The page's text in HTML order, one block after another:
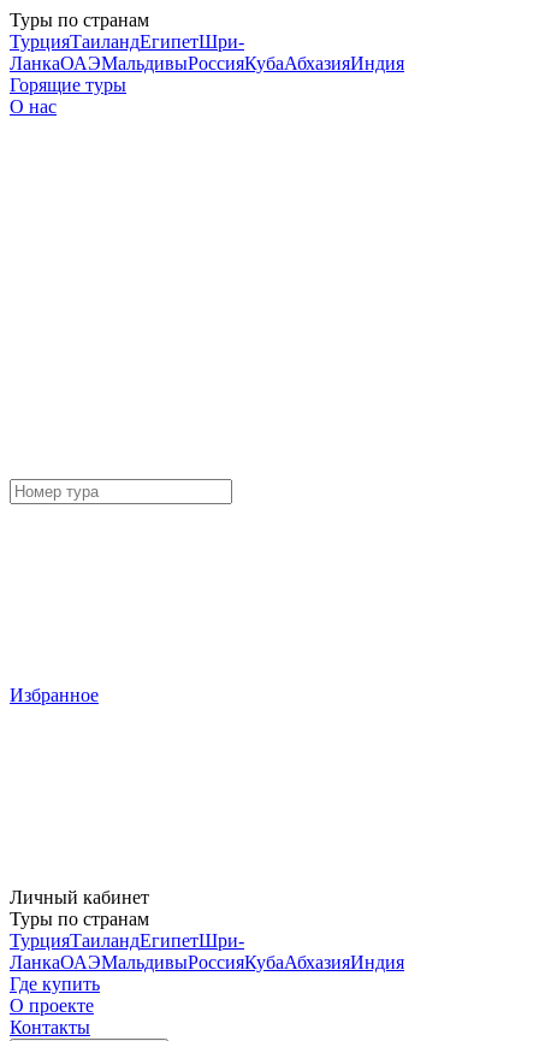
Туры по странам
ТурцияТаиландЕгипетШри-
ЛанкаОАЭМальдивыРоссияКубаАбхазияИндия
Горящие туры
О нас
Избранное
Личный кабинет
Туры по странам
ТурцияТаиландЕгипетШри-
ЛанкаОАЭМальдивыРоссияКубаАбхазияИндия
Где купить
О проекте
Контакты